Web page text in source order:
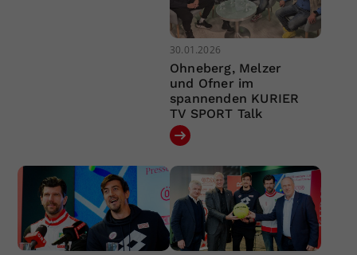
30.01.2026
Ohneberg, Melzer
und Ofner im
spannenden KURIER
TV SPORT Talk